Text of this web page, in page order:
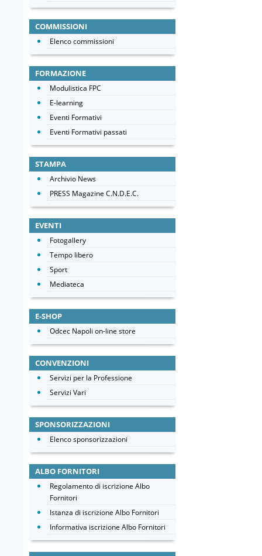
COMMISSIONI
Elenco commissioni
FORMAZIONE
Modulistica FPC
E-learning
Eventi Formativi
Eventi Formativi passati
STAMPA
Archivio News
PRESS Magazine C.N.D.E.C.
EVENTI
Fotogallery
Tempo libero
Sport
Mediateca
E-SHOP
Odcec Napoli on-line store
CONVENZIONI
Servizi per la Professione
Servizi Vari
SPONSORIZZAZIONI
Elenco sponsorizzazioni
ALBO FORNITORI
Regolamento di iscrizione Albo
Fornitori
Istanza di iscrizione Albo Fornitori
Informativa iscrizione Albo Fornitori